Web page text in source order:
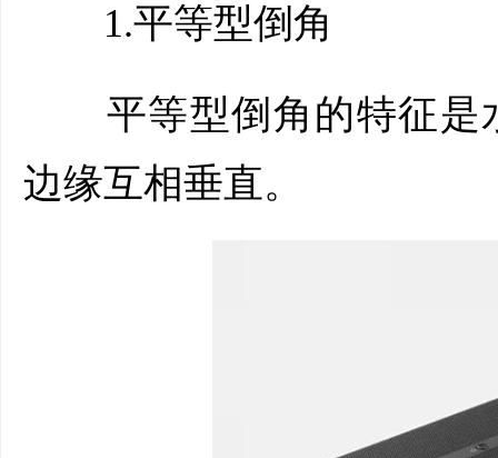
1.平等型倒角
平等型倒角的特征是
边缘互相垂直。